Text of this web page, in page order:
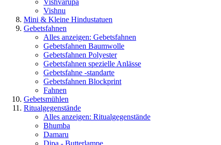
Vishvarupa
Vishnu
Mini & Kleine Hindustatuen
Gebetsfahnen
Alles anzeigen: Gebetsfahnen
Gebetsfahnen Baumwolle
Gebetsfahnen Polyester
Gebetsfahnen spezielle Anlässe
Gebetsfahne -standarte
Gebetsfahnen Blockprint
Fahnen
Gebetsmühlen
Ritualgegenstände
Alles anzeigen: Ritualgegenstände
Bhumba
Damaru
Dipa - Butterlampe